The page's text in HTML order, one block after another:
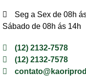
Seg a Sex de 08h
Sábado de 08h ás 14h
(12) 2132-7578
(12) 2132-7578